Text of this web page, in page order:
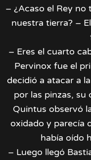
– ¿Acaso el Rey
nuestra tierra? –
– Eres el cuarto
Pervinox fue el
decidió a atacar a
por las pinzas, su
Quintus observó
oxidado y parecía
había oído
– Luego llegó